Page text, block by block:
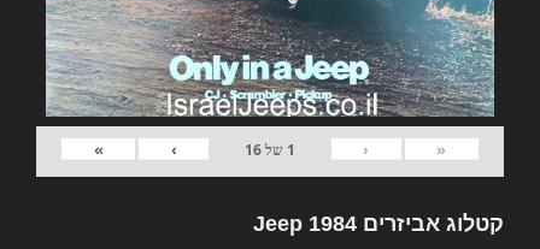
«
‹
1 של16
›
»
קטלוג אביזרים Jeep 1984